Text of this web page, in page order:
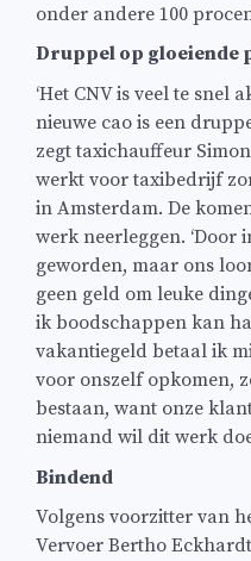
onder andere 100
Druppel op gloeiende
‘Het CNV is veel te snel
nieuwe cao is een
zegt taxichauffeur
werkt voor taxibedrijf
in Amsterdam. De
werk neerleggen. ‘Door
geworden, maar ons
geen geld om leuke
ik boodschappen kan
vakantiegeld betaal ik
voor onszelf opkomen,
bestaan, want onze
niemand wil dit werk
Bindend
Volgens voorzitter van
Vervoer Bertho